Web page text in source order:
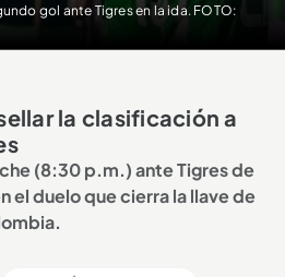
gol ante Tigres en la ida. FOTO:
la clasificación a
(8:30 p.m.) ante Tigres de
el duelo que cierra la llave de